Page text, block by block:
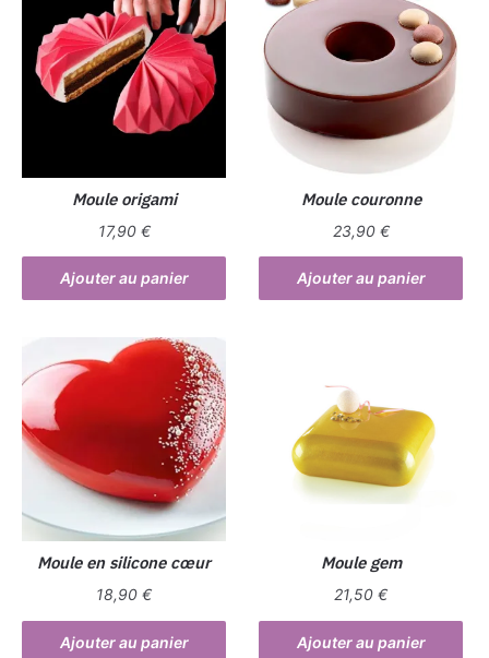
Moule origami
17,90 €
Ajouter au panier
Moule couronne
23,90 €
Ajouter au panier
Moule en silicone cœur
18,90€
Ajouter au panier
Moule gem
21,50€
Ajouter au panier